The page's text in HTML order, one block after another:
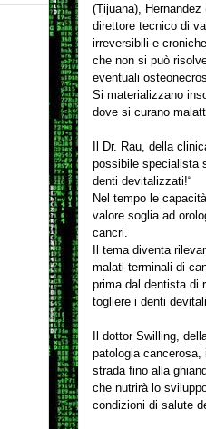
(Tijuana),
direttore tecnico di
irreversibili e
che non si può
eventuali
Si materializzano
dove si curano
Il Dr. Rau, della
possibile specialista
denti devitalizzati!“
Nel tempo le
valore soglia ad
cancri.
Il tema diventa
malati terminali di
prima dal dentista di
togliere i denti
Il dottor Swilling,
patologia
strada fino alla
che nutrirà lo
condizioni di salute